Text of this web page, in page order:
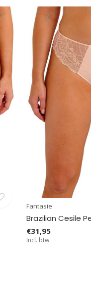
Fantasie
Brazilian Cesile
€31,95
Incl. btw